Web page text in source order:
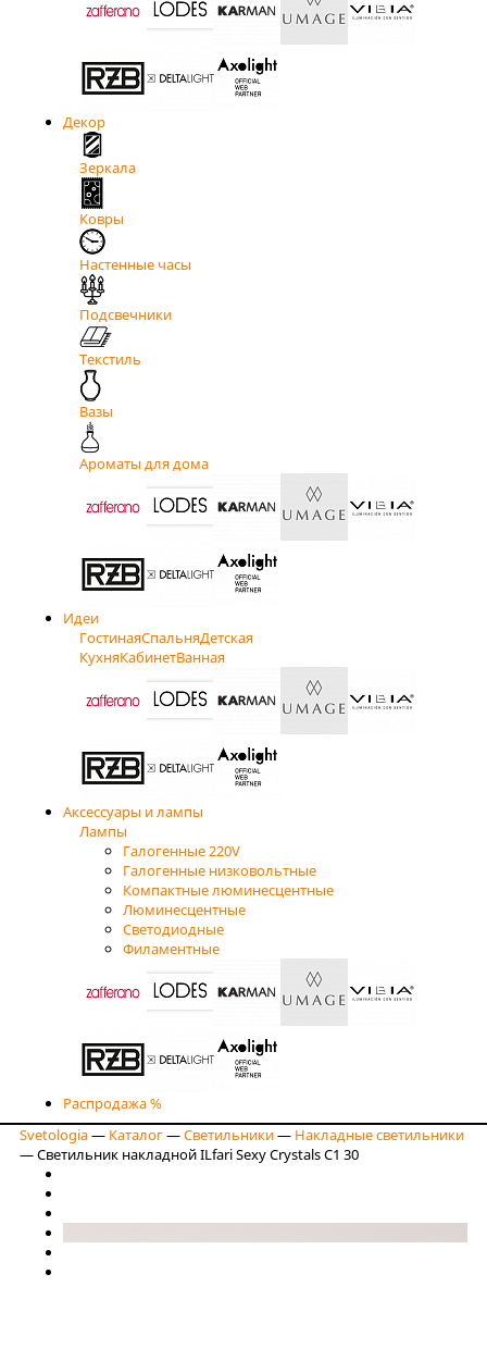
Декор
Зеркала
Ковры
Настенные часы
Подсвечники
Текстиль
Вазы
Ароматы для дома
Идеи
ГостинаяСпальняДетская
КухняКабинетВанная
Аксессуары и лампы
Лампы
Галогенные 220V
Галогенные низковольтные
Компактные люминесцентные
Люминесцентные
Светодиодные
Филаментные
Распродажа %
Svetologia— Каталог—Светильники— Накладные светильники
—Светильник накладной ILfari Sexy Crystals C1 30